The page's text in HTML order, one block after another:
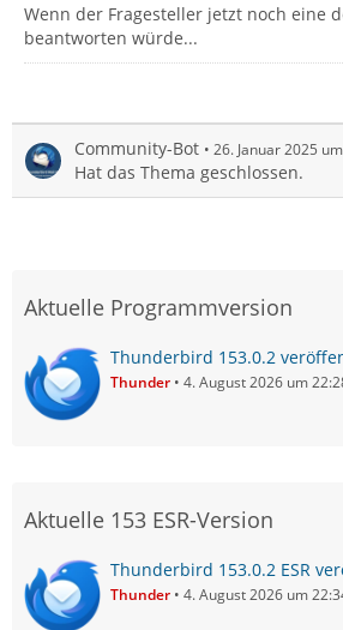
Wenn der Fragesteller jetzt noch eine
beantworten würde...
Community-Bot 26. Januar 2025
Hat das Thema geschlossen.
Aktuelle Programmversion
Thunderbird 153.0.2
Thunder 4. August 2026 um
Aktuelle 153 ESR-Version
Thunderbird 153.0.2 ESR
Thunder 4. August 2026 um